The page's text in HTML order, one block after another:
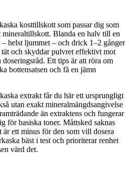
kosttillskott som passar dig som
Blanda en halv till en
helst ljummet – och drick 1–2 gånger
och skyddar pulvret effektivt mot
Ett tips är att röra om
bottensatsen och få en jämn
extrakt får du här ett ursprungligt
utan exakt mineralmängdsangivelse
än extraktens och fungerar
för basiska toner. Måttsked saknas
ett minus för den som vill dosera
bäst i test och prioriterar renhet
värd det.